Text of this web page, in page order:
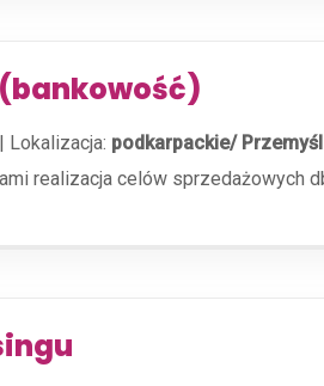
| Lokalizacja: podkarpackie/ Przemyśl
realizacja celów sprzedażowych